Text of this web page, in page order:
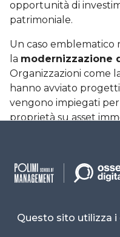
opportunità di
patrimoniale.
Un caso emblematico
la modernizzazione
Organizzazioni come
hanno avviato
vengono impiegati
proprietà su asset
Questo sistema
la burocrazia
costose e aumentare
Un esempio concreto
Questo sito utilizza i